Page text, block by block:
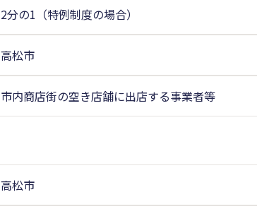
2分の1（特例制度の場合）
高松市
市内商店街の空き店舗に出店する事業者等
高松市